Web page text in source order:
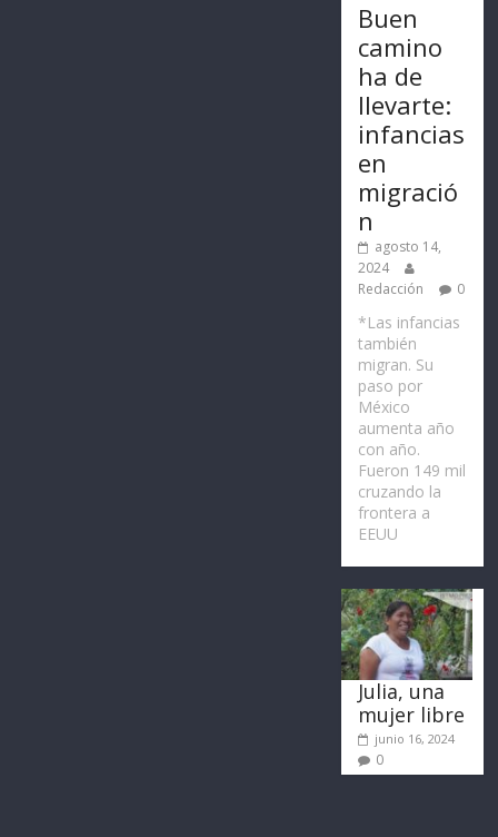
Buen
camino
ha de
llevarte:
infancias
en
migració
n
agosto 14,
2024
Redacción
0
*Las infancias
también
migran. Su
paso por
México
aumenta año
con año.
Fueron 149 mil
cruzando la
frontera a
EEUU
Julia, una
mujer libre
junio 16, 2024
0